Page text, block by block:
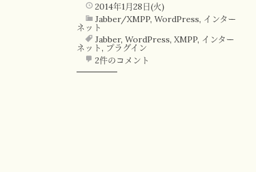
2014年1月28日(火)
Jabber/XMPP, WordPress, インター
ネット
Jabber, WordPress, XMPP, インター
ネット, プラグイン
2件のコメント